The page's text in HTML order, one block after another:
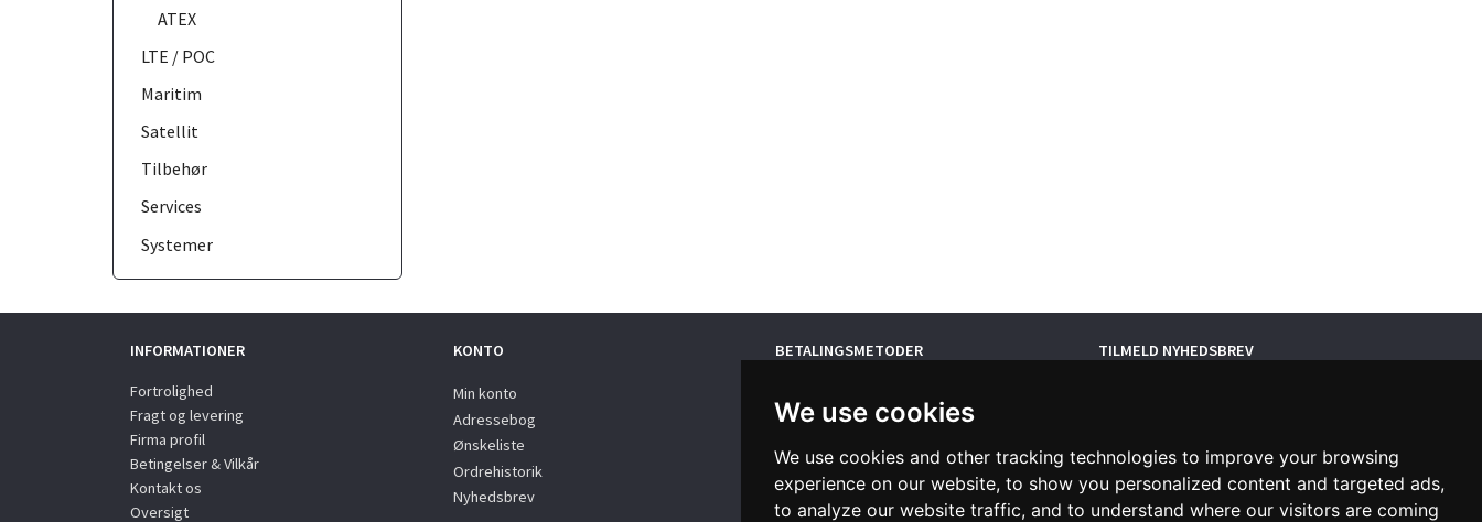
We use cookies
We use cookies and other tracking technologies to improve your browsing
experience on our website, to show you personalized content and targeted ads,
to analyze our website traffic, and to understand where our visitors are coming
ATEX
LTE / POC
Maritim
Satellit
Tilbehør
Services
Systemer
INFORMATIONER
Fortrolighed
Fragt og levering
Firma profil
Betingelser & Vilkår
Kontakt os
Oversigt
KONTO
Min konto
Adressebog
Ønskeliste
Ordrehistorik
Nyhedsbrev
BETALINGSMETODER
TILMELD NYHEDSBREV
modtag gode tilbud samt andre
spændende nyheder direkte i din
indbakke.